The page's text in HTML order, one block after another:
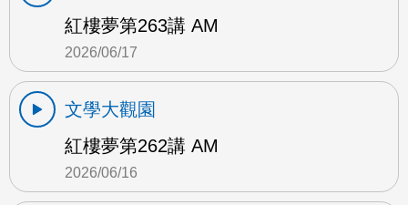
紅樓夢第263講 AM
2026/06/17
文學大觀園
紅樓夢第262講 AM
2026/06/16